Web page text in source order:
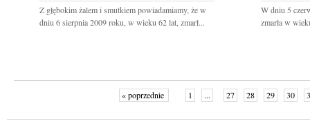
Z głębokim żalem i smutkiem powiadamiamy, że w
dniu 6 sierpnia 2009 roku, w wieku 62 lat, zmarł...
W dniu 5
zmarła w
« poprzednie 1 ... 27 28 29 30